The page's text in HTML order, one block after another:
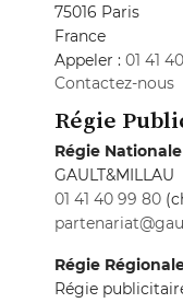
75016 Paris
France
Appeler : 01 41
Contactez-nous
Régie
Régie Nationale
GAULT&MILLAU
01 41 40 99 80
Régie
Régie